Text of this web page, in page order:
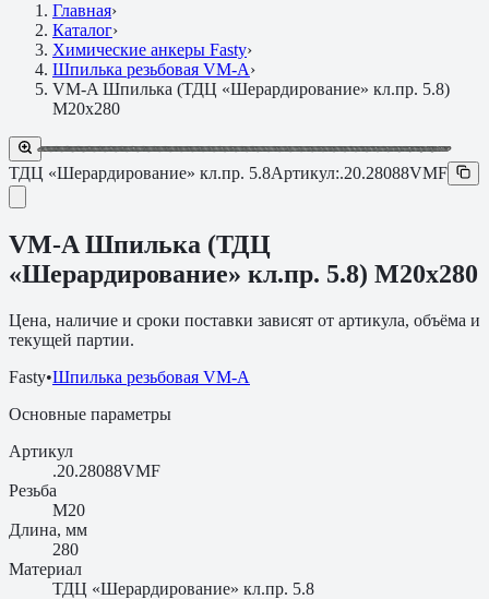
Главная›
Каталог›
Химические анкеры Fasty›
Шпилька резьбовая VM-A›
VM-A Шпилька (ТДЦ «Шерардирование» кл.пр. 5.8)
M20х280
ТДЦ «Шерардирование» кл.пр. 5.8Артикул:.20.28088VMF
VM-A Шпилька (ТДЦ
«Шерардирование» кл.пр. 5.8) M20х280
Цена, наличие и сроки поставки зависят от артикула, объёма и
текущей партии.
Fasty•Шпилька резьбовая VM-A
Основные параметры
Артикул
.20.28088VMF
Резьба
M20
Длина, мм
280
Материал
ТДЦ «Шерардирование» кл.пр. 5.8